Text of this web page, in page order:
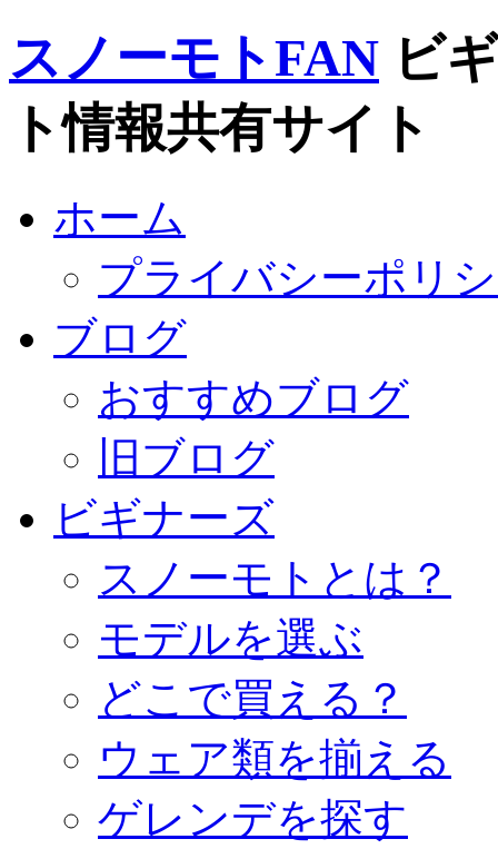
スノーモトFAN ビ
ト情報共有サイト
ホーム
プライバシーポリ
ブログ
おすすめブログ
旧ブログ
ビギナーズ
スノーモトとは？
モデルを選ぶ
どこで買える？
ウェア類を揃える
ゲレンデを探す